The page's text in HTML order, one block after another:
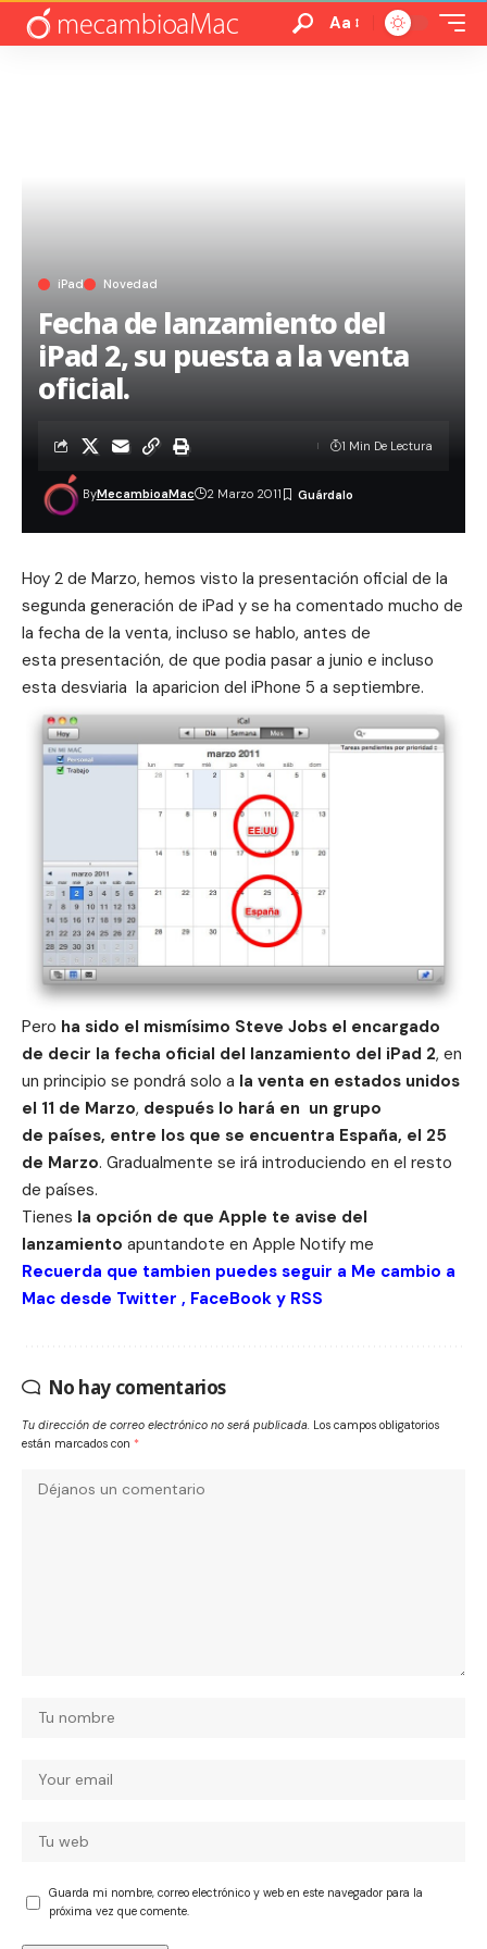
Aa
iPad Novedad
Fecha de lanzamiento del
iPad 2, su puesta a la venta
oficial.
ByMecambioaMac 2 Marzo 2011
1 Min De Lectura
Hoy 2 de Marzo, hemos visto la presentación oficial de la
segunda generación de iPad y se ha comentado mucho de
la fecha de la venta, incluso se hablo, antes de
esta presentación, de que podia pasar a junio e incluso
esta desviaria la aparicion del iPhone 5 a septiembre.
Pero ha sido el mismísimo Steve Jobs el encargado
de decir la fecha oficial del lanzamiento del iPad 2, en
un principio se pondrá solo a la venta en estados unidos
el 11 de Marzo, después lo hará en un grupo
de países, entre los que se encuentra España, el 25
de Marzo. Gradualmente se irá introduciendo en el resto
de países.
Tienes la opción de que Apple te avise del
lanzamiento apuntandote en Apple Notify me
Recuerda que tambien puedes seguir a Me cambio a
Mac desde Twitter , FaceBook y RSS
No hay comentarios
Tu dirección de correo electrónico no será publicada. Los campos obligatorios
están marcados con *
Guarda mi nombre, correo electrónico y web en este navegador para la
próxima vez que comente.